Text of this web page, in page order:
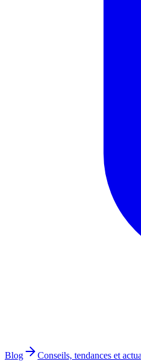
Blog Conseils, tendances et